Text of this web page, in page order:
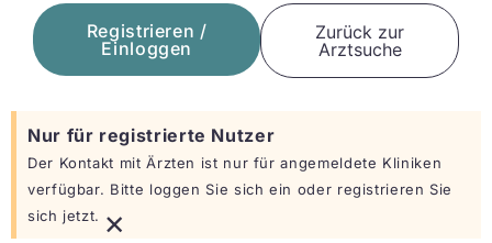
Registrieren /
Einloggen
Zurück zur
Arztsuche
Nur für registrierte Nutzer
Der Kontakt mit Ärzten ist nur für angemeldete Kliniken
verfügbar. Bitte loggen Sie sich ein oder registrieren Sie
sich jetzt. ×